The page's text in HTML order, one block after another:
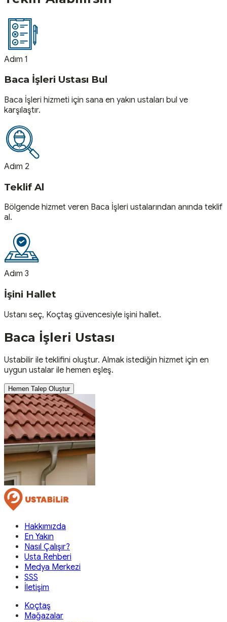
Adım 1
Baca İşleri Ustası Bul
Baca İşleri hizmeti için sana en yakın ustaları bul ve
karşılaştır.
Adım 2
Teklif Al
Bölgende hizmet veren Baca İşleri ustalarından anında teklif
al.
Adım 3
İşini Hallet
Ustanı seç, Koçtaş güvencesiyle işini hallet.
Baca İşleri Ustası
Ustabilir ile teklifini oluştur. Almak istediğin hizmet için en
uygun ustalar ile hemen eşleş.
Hemen Talep Oluştur
Hakkımızda
En Yakın
Nasıl Çalışır?
Usta Rehberi
Medya Merkezi
SSS
İletişim
Koçtaş
Mağazalar